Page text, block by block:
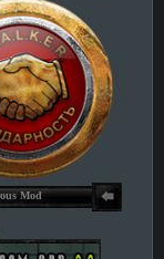
Mod